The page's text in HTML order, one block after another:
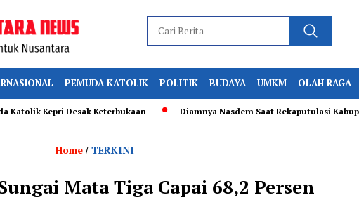
PEMUDA KATOLIK POLITIK BUDAYA UMKM OLAH RAGA
Kepri Desak Keterbukaan Diamnya Nasdem Saat Rekaputulasi Kabupaten
Home/ TERKINI
Mata Tiga Capai 68,2 Persen